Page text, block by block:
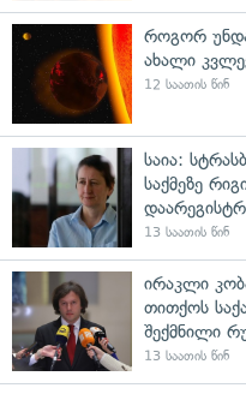
როგორ
ახალი
12 საათის წინ
საია:
საქმეზე
13 საათის წინ
ირაკლი
თითქოს
შექმნილი
13 საათის წინ